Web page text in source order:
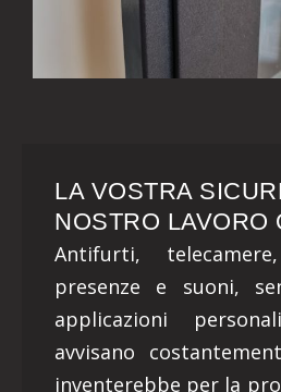
LA VOSTRA
NOSTRO LAVORO
Antifurti,
presenze e suoni,
applicazioni
avvisano
inventerebbe per la